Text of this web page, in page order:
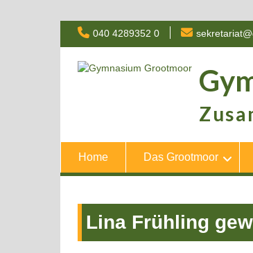
Skip
040 4289352 0
Home Das Grootmoor
Lina Frühling